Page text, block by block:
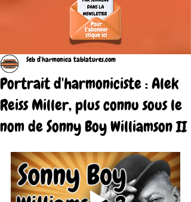
Portrait d'harmoniciste : Alek
Reiss Miller, plus connu sous le
nom de Sonny Boy Williamson II
Seb d'harmonica tablatures.com